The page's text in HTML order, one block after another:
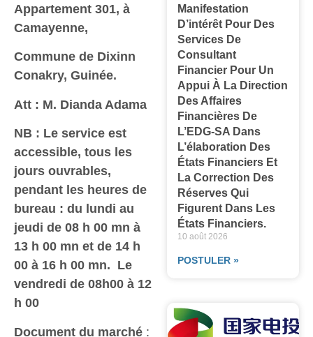
Appartement 301, à
Camayenne,
Commune de Dixinn
Conakry, Guinée.
Att : M. Dianda Adama
NB : Le service est
accessible, tous les
jours ouvrables,
pendant les heures de
bureau : du lundi au
jeudi de 08 h 00 mn à
13 h 00 mn et de 14 h
00 à 16 h 00 mn. Le
vendredi de 08h00 à 12
h 00
Document du marché :
Manifestation
D’intérêt Pour Des
Services De
Consultant
Financier Pour Un
Appui À La Direction
Des Affaires
Financières De
L’EDG-SA Dans
L’élaboration Des
États Financiers Et
La Correction Des
Réserves Qui
Figurent Dans Les
États Financiers.
10 août 2026
POSTULER »